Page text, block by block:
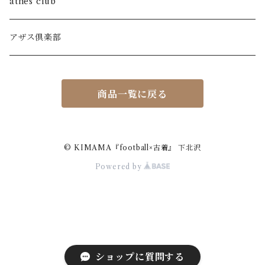
ショップに質問する
blouson jacket
アザス倶楽部
商品一覧に戻る
© KIMAMA『football×古着』 下北沢
Powered by